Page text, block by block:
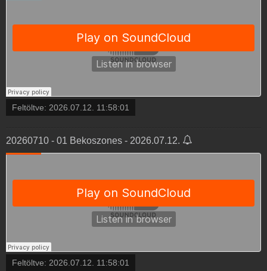
Feltöltve: 2026.07.12. 11:58:01
20260710 - 01 Bekoszones - 2026.07.12.
Feltöltve: 2026.07.12. 11:58:01